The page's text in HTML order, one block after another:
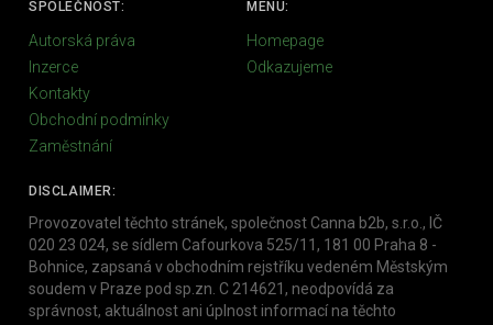
SPOLEČNOST:
Autorská práva
Inzerce
Kontakty
Obchodní podmínky
Zaměstnání
MENU:
Homepage
Odkazujeme
DISCLAIMER:
Provozovatel těchto stránek, společnost Canna b2b, s.r.o., IČ
020 23 024, se sídlem Cafourkova 525/11, 181 00 Praha 8 -
Bohnice, zapsaná v obchodním rejstříku vedeném Městským
soudem v Praze pod sp.zn. C 214621, neodpovídá za
správnost, aktuálnost ani úplnost informací na těchto